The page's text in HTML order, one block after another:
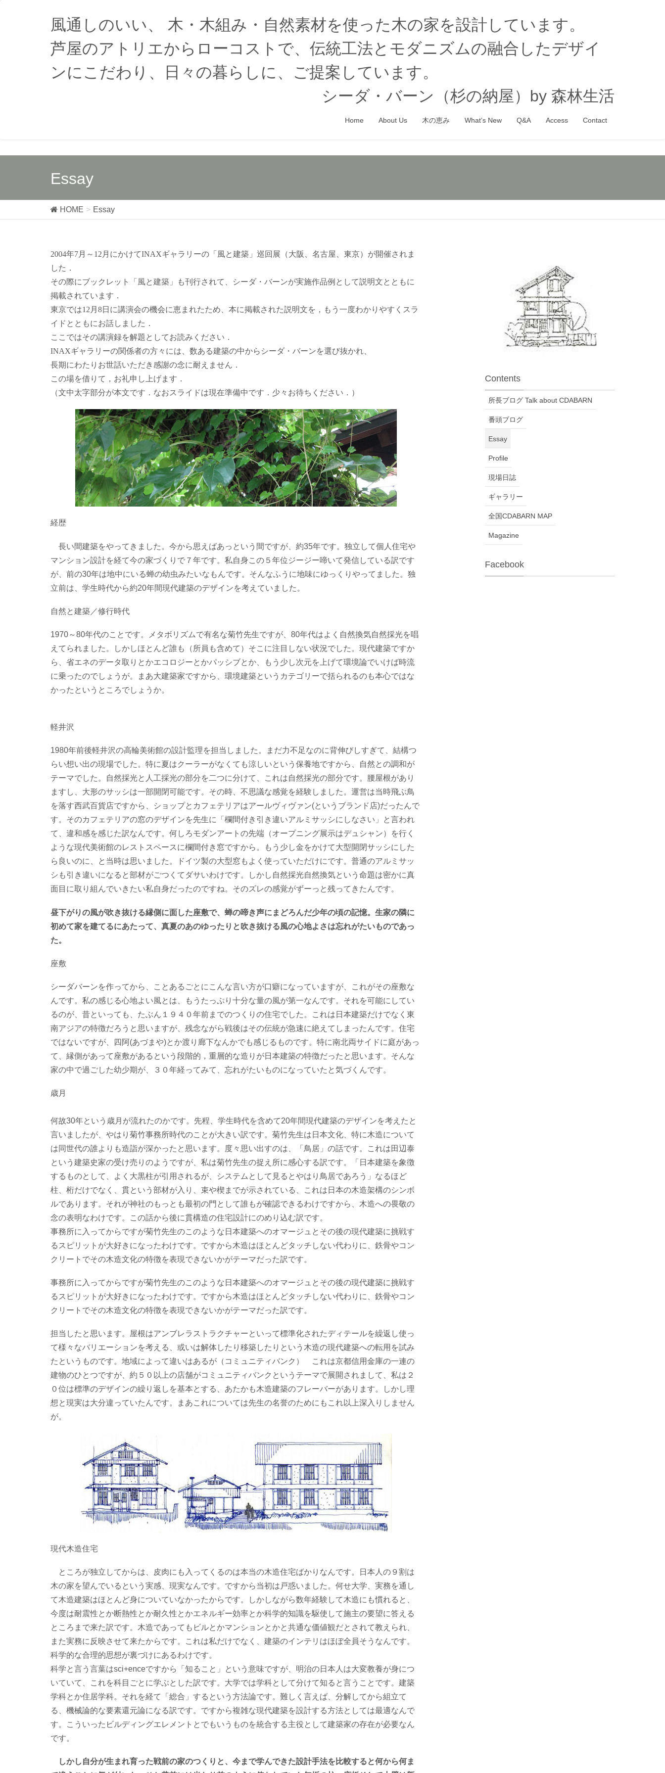
風通しのいい、 木・木組み・自然素材を使った木の家を設計しています。
芦屋のアトリエからローコストで、伝統工法とモダニズムの融合したデザイ
ンにこだわり、日々の暮らしに、ご提案しています。
シーダ・バーン（杉の納屋）by 森林生活
Home About Us 木の恵み What’s New Q&A Access Contact
Essay
HOME Essay
2004年7月～12月にかけてINAXギャラリーの「風と建築」巡回展（大阪、名古屋、東京）が開催されま
した．
その際にブックレット
「風と建築」
も刊行されて、シーダ・バーンが実施作品例として説明文とともに
掲載されています．
東京では12月8日に講演会の機会に恵まれたため、本に掲載された説明文を，もう一度わかりやすくスラ
イドとともにお話しました．
ここではその講演録を解題としてお読みください．
INAXギャラリーの関係者の方々には、数ある建築の中からシーダ・バーンを選び抜かれ、
長期にわたりお世話いただき感謝の念に耐えません．
この場を借りて，お礼申し上げます．
（文中太字部分が本文です．なおスライドは現在準備中です．少々お待ちください．）
経歴
長い間建築をやってきました。今から思えばあっという間ですが、約35年です。独立して個人住宅や
マンション設計を経て今の家づくりで７年です。私自身この５年位ジージー啼いて発信している訳です
が、前の30年は地中にいる蝉の幼虫みたいなもんです。そんなふうに地味にゆっくりやってました。独
立前は、学生時代から約20年間現代建築のデザインを考えていました。
自然と建築／修行時代
1970～80年代のことです。メタボリズムで有名な菊竹先生ですが、80年代はよく自然換気自然採光を唱
えてられました。しかしほとんど誰も（所員も含めて）そこに注目しない状況でした。現代建築ですか
ら、省エネのデータ取りとかエコロジーとかパッシブとか、もう少し次元を上げて環境論でいけば時流
に乗ったのでしょうが。まあ大建築家ですから、環境建築というカテゴリーで括られるのも本心ではな
かったというところでしょうか。
軽井沢
1980年前後軽井沢の高輪美術館の設計監理を担当しました。まだ力不足なのに背伸びしすぎて、結構つ
らい想い出の現場でした。特に夏はクーラーがなくても涼しいという保養地ですから、自然との調和が
テーマでした。自然採光と人工採光の部分を二つに分けて、これは自然採光の部分です。腰屋根があり
ますし、大形のサッシは一部開閉可能です。その時、不思議な感覚を経験しました。運営は当時飛ぶ鳥
を落す西武百貨店ですから、ショップとカフェテリアはアールヴィヴァン(というブランド店)だったんで
す。そのカフェテリアの窓のデザインを先生に「欄間付き引き違いアルミサッシにしなさい」と言われ
て、違和感を感じた訳なんです。何しろモダンアートの先端（オープニング展示はデュシャン）を行く
ような現代美術館のレストスペースに欄間付き窓ですから。もう少し金をかけて大型開閉サッシにした
ら良いのに、と当時は思いました。ドイツ製の大型窓もよく使っていただけにです。普通のアルミサッ
シも引き違いになると部材がごつくてダサいわけです。しかし自然採光自然換気という命題は密かに真
面目に取り組んでいきたい私自身だったのですね。そのズレの感覚がずーっと残ってきたんです。
昼下がりの風が吹き抜ける縁側に面した座敷で、蝉の啼き声にまどろんだ少年の頃の記憶。生家の隣に
初めて家を建てるにあたって、真夏のあのゆったりと吹き抜ける風の心地よさは忘れがたいものであっ
た。
座敷
シーダバーンを作ってから、ことあるごとにこんな言い方が口癖になっていますが、これがその座敷な
んです。私の感じる心地よい風とは、もうたっぷり十分な量の風が第一なんです。それを可能にしてい
るのが、昔といっても、たぶん１９４０年前までのつくりの住宅でした。これは日本建築だけでなく東
南アジアの特徴だろうと思いますが、残念ながら戦後はその伝統が急速に絶えてしまったんです。住宅
ではないですが、四阿(あづまや)とか渡り廊下なんかでも感じるものです。特に南北両サイドに庭があっ
て、縁側があって座敷があるという段階的，重層的な造りが日本建築の特徴だったと思います。そんな
家の中で過ごした幼少期が、３０年経ってみて、忘れがたいものになっていたと気づくんです。
歳月
何故30年という歳月が流れたのかです。先程、学生時代を含めて20年間現代建築のデザインを考えたと
言いましたが、やはり菊竹事務所時代のことが大きい訳です。菊竹先生は日本文化、特に木造について
は同世代の誰よりも造詣が深かったと思います。度々思い出すのは、「鳥居」の話です。これは田辺泰
という建築史家の受け売りのようですが、私は菊竹先生の捉え所に感心する訳です。「日本建築を象徴
するものとして、よく大黒柱が引用されるが、システムとして見るとやはり鳥居であろう」なるほど
柱、桁だけでなく、貫という部材が入り、束や楔までが示されている、これは日本の木造架構のシンボ
ルであります。それが神社のもっとも最初の門として誰もが確認できるわけですから、木造への畏敬の
念の表明なわけです。この話から後に貫構造の住宅設計にのめり込む訳です。
事務所に入ってからですが菊竹先生のこのような日本建築へのオマージュとその後の現代建築に挑戦す
るスピリットが大好きになったわけです。ですから木造はほとんどタッチしない代わりに、鉄骨やコン
クリートでその木造文化の特徴を表現できないかがテーマだった訳です。
事務所に入ってからですが菊竹先生のこのような日本建築へのオマージュとその後の現代建築に挑戦す
るスピリットが大好きになったわけです。ですから木造はほとんどタッチしない代わりに、鉄骨やコン
クリートでその木造文化の特徴を表現できないかがテーマだった訳です。
担当したと思います。屋根はアンブレラストラクチャーといって標準化されたディテールを繰返し使っ
て様々なバリエーションを考える、或いは解体したり移築したりという木造の現代建築への転用を試み
たというものです。地域によって違いはあるが （コミュニティバンク） これは京都信用金庫の一連の
建物のひとつですが、約５０以上の店舗がコミュニティバンクというテーマで展開されまして、私は２
０位は標準のデザインの繰り返しを基本とする、あたかも木造建築のフレーバーがあります。しかし理
想と現実は大分違っていたんです。まあこれについては先生の名誉のためにもこれ以上深入りしません
が。
現代木造住宅
ところが独立してからは、皮肉にも入ってくるのは本当の木造住宅ばかりなんです。日本人の９割は
木の家を望んでいるという実感、現実なんです。ですから当初は戸惑いました。何せ大学、実務を通し
て木造建築はほとんど身についていなかったからです。しかしながら数年経験して木造にも慣れると、
今度は耐震性とか断熱性とか耐久性とかエネルギー効率とか科学的知識を駆使して施主の要望に答える
ところまで来た訳です。木造であってもビルとかマンションとかと共通な価値観だとされて教えられ、
また実務に反映させて来たからです。これは私だけでなく、建築のインテリはほぼ全員そうなんです。
科学的な合理的思想が裏づけにあるわけです。
科学と言う言葉はsci+enceですから「知ること」という意味ですが、明治の日本人は大変教養が身につ
いていて、これを科目ごとに学ぶとした訳です。大学では学科として分けて知ると言うことです。建築
学科とか住居学科。それを経て「総合」するという方法論です。難しく言えば、分解してから組立て
る、機械論的な要素還元論になる訳です。ですから複雑な現代建築を設計する方法としては最適なんで
す。こういったビルディングエレメントとでもいうものを統合する主役として建築家の存在が必要なん
です。
しかし自分が生まれ育った戦前の家のつくりと、今まで学んできた設計手法を比較すると何から何ま
Contents
所長ブログ Talk about CDABARN
番頭ブログ
Essay
Profile
現場日誌
ギャラリー
全国CDABARN MAP
Magazine
Facebook